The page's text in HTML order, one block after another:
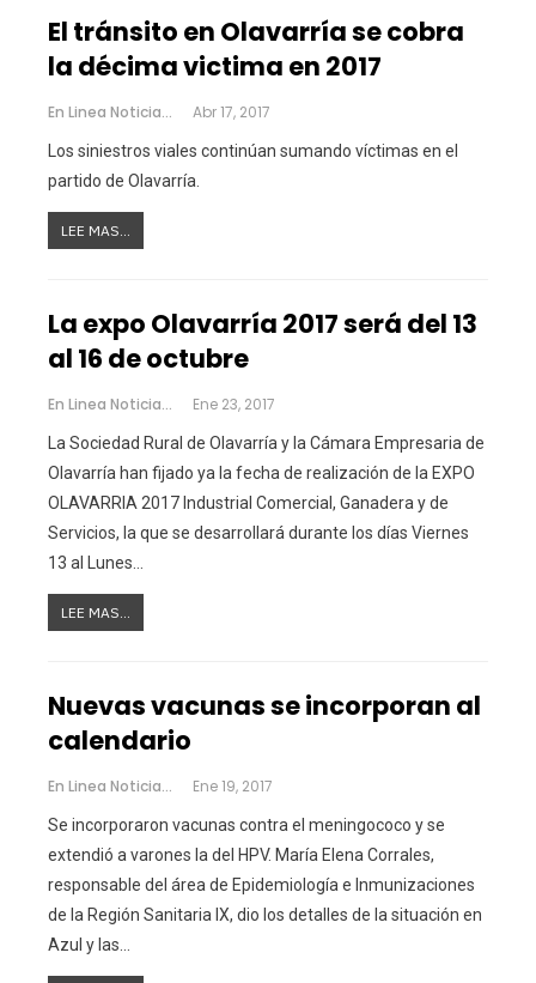
El tránsito en Olavarría se cobra
la décima victima en 2017
En Linea Noticias Abr 17, 2017
Los siniestros viales continúan sumando víctimas en el
partido de Olavarría.
LEE MAS...
La expo Olavarría 2017 será del 13
al 16 de octubre
En Linea Noticias Ene 23, 2017
La Sociedad Rural de Olavarría y la Cámara Empresaria de
Olavarría han fijado ya la fecha de realización de la EXPO
OLAVARRIA 2017 Industrial Comercial, Ganadera y de
Servicios, la que se desarrollará durante los días Viernes
13 al Lunes…
LEE MAS...
Nuevas vacunas se incorporan al
calendario
En Linea Noticias Ene 19, 2017
Se incorporaron vacunas contra el meningococo y se
extendió a varones la del HPV. María Elena Corrales,
responsable del área de Epidemiología e Inmunizaciones
de la Región Sanitaria IX, dio los detalles de la situación en
Azul y las…